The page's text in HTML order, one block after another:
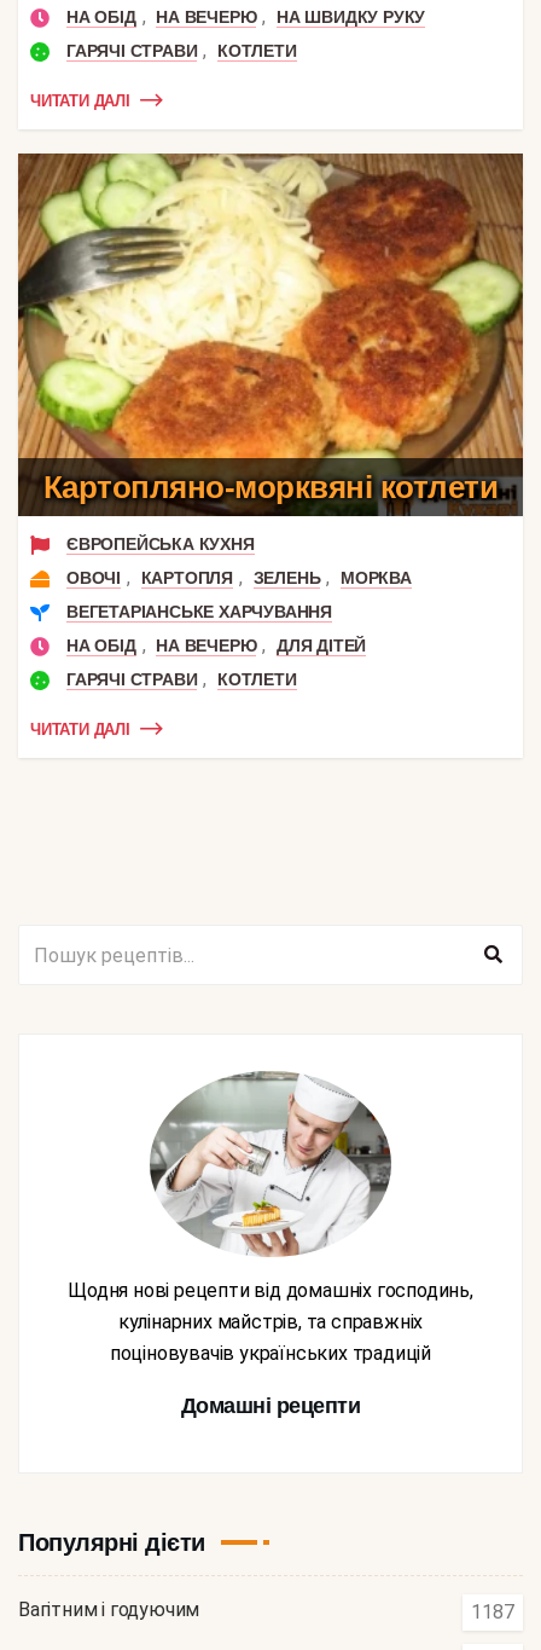
НА ОБІД , НА ВЕЧЕРЮ ,
НА ШВИДКУ РУКУ
ГАРЯЧІ СТРАВИ , КОТЛЕТИ
ЧИТАТИ ДАЛІ
Картопляно-морквяні котлети
ЄВРОПЕЙСЬКА КУХНЯ
ОВОЧІ , КАРТОПЛЯ , ЗЕЛЕНЬ ,
МОРКВА
ВЕГЕТАРІАНСЬКЕ ХАРЧУВАННЯ
НА ОБІД , НА ВЕЧЕРЮ ,
ДЛЯ ДІТЕЙ
ГАРЯЧІ СТРАВИ , КОТЛЕТИ
ЧИТАТИ ДАЛІ
Щодня нові рецепти від домашніх господинь,
кулінарних майстрів, та справжніх
поціновувачів українських традицій
Домашні рецепти
Популярні дієти
Вагітним і годуючим 1187